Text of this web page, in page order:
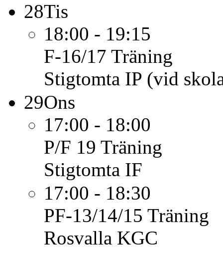
28Tis
18:00 - 19:15
F-16/17 Träning
Stigtomta IP (vid
29Ons
17:00 - 18:00
P/F 19 Träning
Stigtomta IF
17:00 - 18:30
PF-13/14/15 Träning
Rosvalla KGC